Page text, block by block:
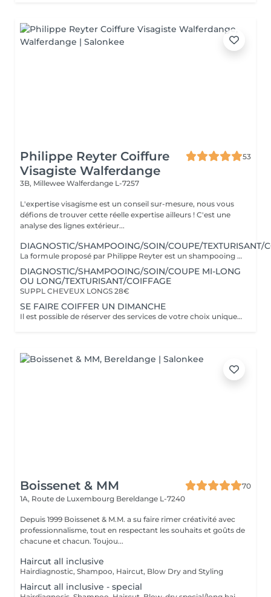
Philippe Reyter Coiffure
Visagiste Walferdange
53
3B, Millewee Walferdange L-7257
L'expertise visagisme est un conseil sur-mesure, nous vous
défions de trouver cette réelle expertise ailleurs ! C'est une
analyse des lignes extérieur...
DIAGNOSTIC/SHAMPOOING/SOIN/COUPE/TEXTURISANT/
La formule proposé par Philippe Reyter est un shampooing adapté, une coupe et un brushing selon votre souhait.Pour votre shampooing nous effectuerons un massage du cuir chevelu. Avant de commencer, Philippe vous proposera un pré-diagnostic de structure de coupe afin de mieux vous connaitre et de vous faire des propositions.
DIAGNOSTIC/SHAMPOOING/SOIN/COUPE MI-LONG
OU LONG/TEXTURISANT/COIFFAGE
SUPPL CHEVEUX LONGS 28€
SE FAIRE COIFFER UN DIMANCHE
Il est possible de réserver des services de votre choix uniquement avec PHILIPPE les Dimanches, veuillez nous contacter pour votre demande.
Boissenet & MM
70
1A, Route de Luxembourg Bereldange L-7240
Depuis 1999 Boissenet & M.M. a su faire rimer créativité avec
professionnalisme, tout en respectant les souhaits et goûts de
chacune et chacun. Toujou...
Haircut all inclusive
Hairdiagnostic, Shampoo, Haircut, Blow Dry and Styling
Haircut all inclusive - special